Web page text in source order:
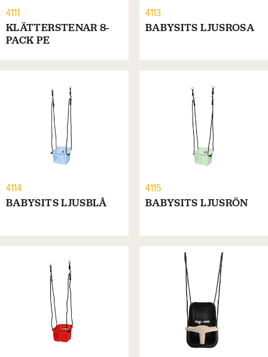
4111
KLÄTTERSTENAR 8-
PACK PE
4113
BABYSITS LJUSROSA
4114
BABYSITS LJUSBLÅ
4115
BABYSITS LJUSRÖN